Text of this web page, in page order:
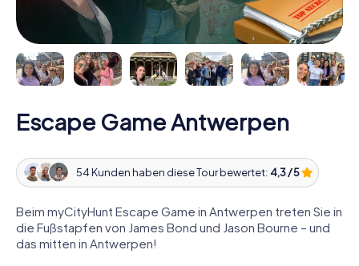
Escape Game Antwerpen
54 Kunden haben diese Tour bewertet: 4,3 / 5
Beim myCityHunt Escape Game in Antwerpen treten Sie in
die Fußstapfen von James Bond und Jason Bourne – und
das mitten in Antwerpen!